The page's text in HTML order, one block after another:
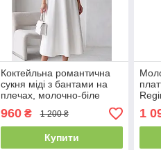
Коктейльна романтична
сукня міді з бантами на
плечах, молочно-біле
960₴ 1 200 ₴
Купити
1